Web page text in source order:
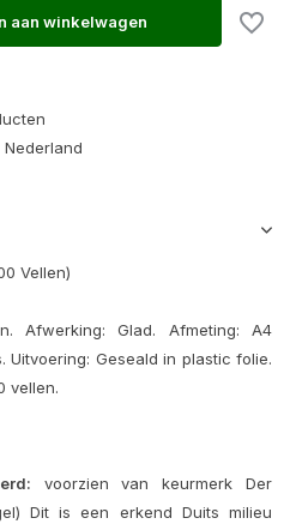
aan winkelwagen
Nederland
Vellen)
Afwerking: Glad. Afmeting: A4
Uitvoering: Geseald in plastic folie.
vellen.
voorzien van keurmerk Der
Dit is een erkend Duits milieu